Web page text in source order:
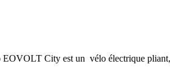
EOVOLT City est un vélo électrique